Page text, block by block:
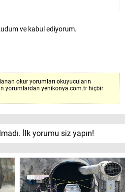
ve kabul ediyorum.
okur yorumları okuyucuların
yorumlardan yenikonya.com.tr hiçbir
İlk yorumu siz yapın!